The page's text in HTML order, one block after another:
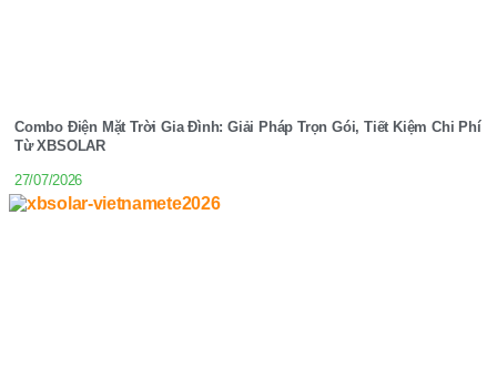
Combo Điện Mặt Trời Gia Đình: Giải Pháp Trọn Gói, Tiết Kiệm Chi Phí
Từ XBSOLAR
27/07/2026